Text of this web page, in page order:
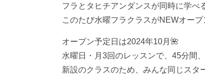
フラとタヒチアンダンスが同時に学べ
このたび水曜フラクラスがNEWオープ
オープン予定日は2024年10月🌺
水曜日・月3回のレッスンで、45分間
新設のクラスのため、みんな同じス